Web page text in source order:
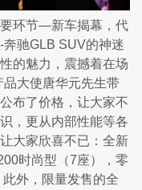
环节—新车揭幕，代
驰GLB SUV的神迷
的魅力，震撼着在场
大使唐华元先生带
布了价格，让大家不
，更从内部性能等各
大家欣喜不已：全新
时尚型（7座），零
外，限量发售的全